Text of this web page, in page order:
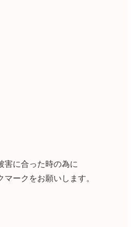
害に合った時の為に
マークをお願いします。